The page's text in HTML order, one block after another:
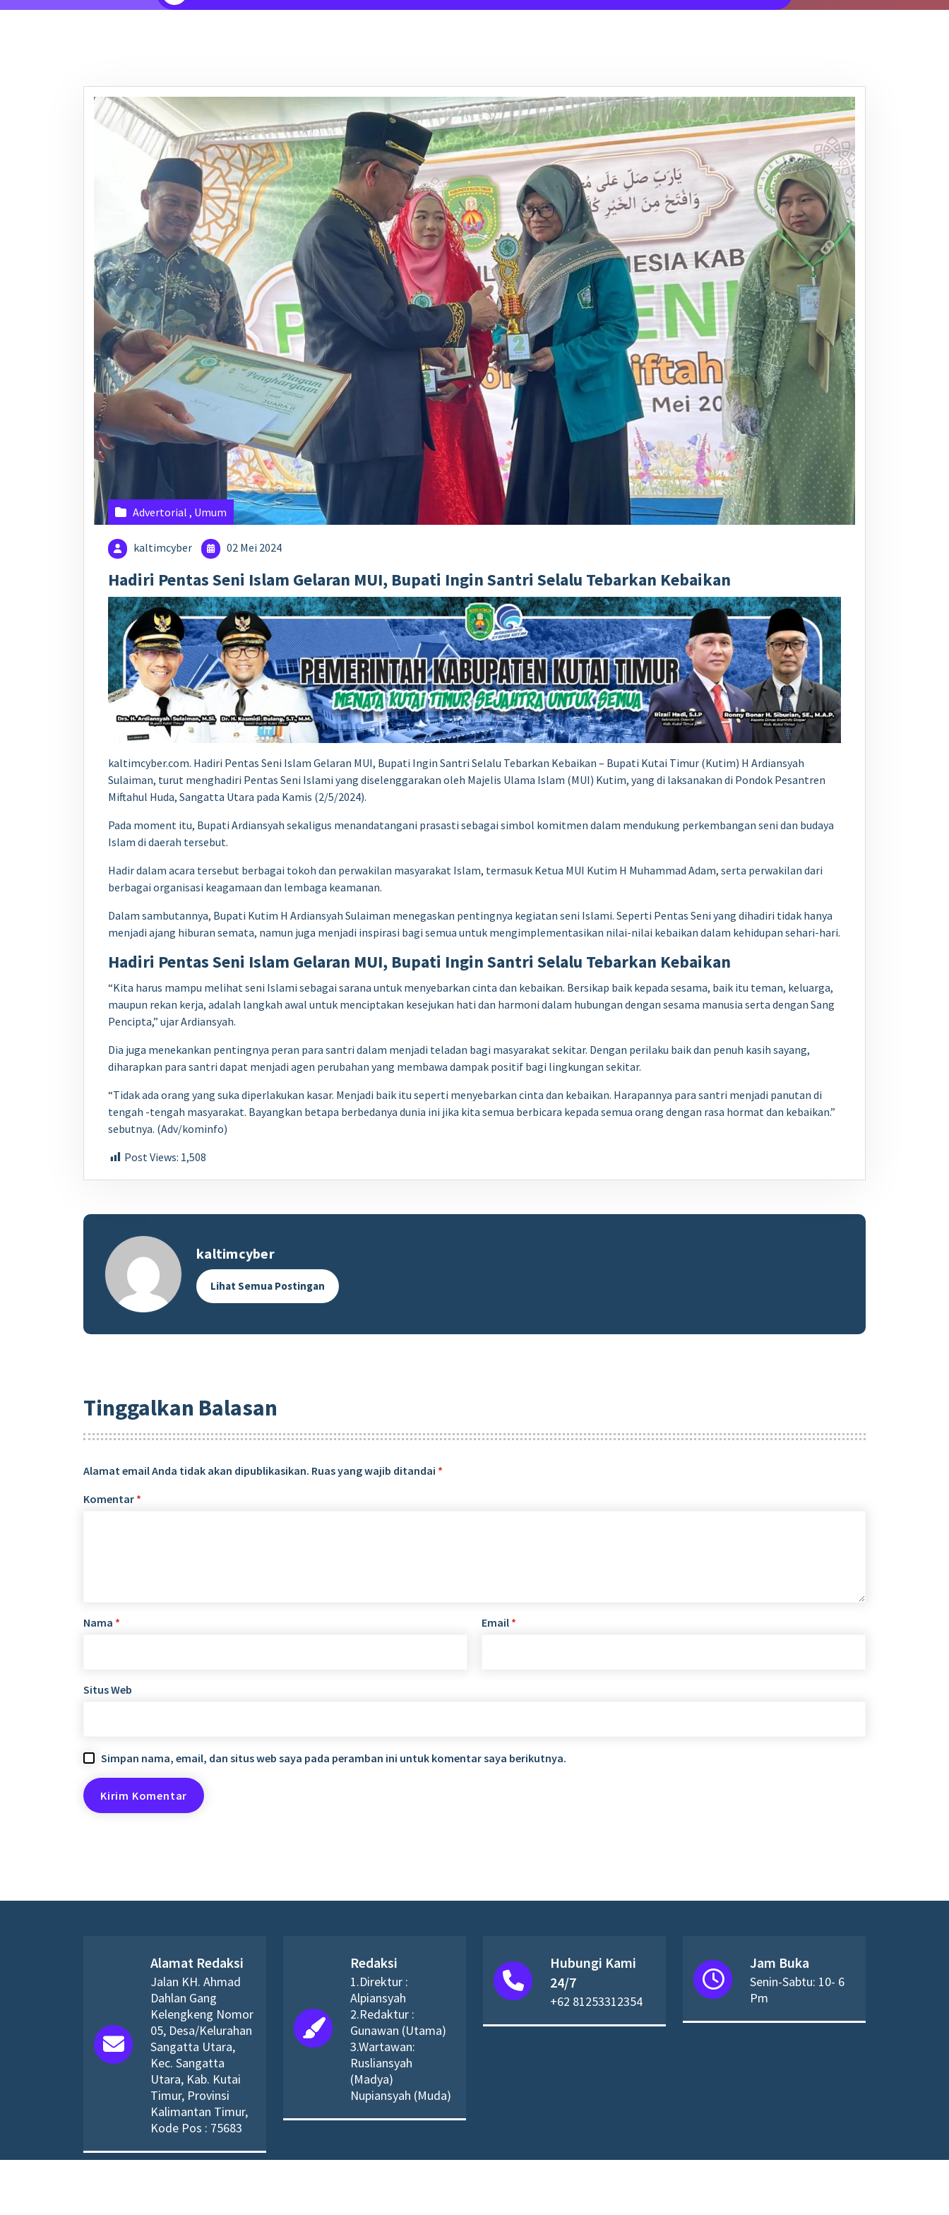
Advertorial , Umum
kaltimcyber 02 Mei 2024
Hadiri Pentas Seni Islam Gelaran MUI, Bupati Ingin Santri Selalu Tebarkan Kebaikan
kaltimcyber.com. Hadiri Pentas Seni Islam Gelaran MUI, Bupati Ingin Santri Selalu Tebarkan Kebaikan – Bupati Kutai Timur (Kutim) H Ardiansyah
Sulaiman, turut menghadiri Pentas Seni Islami yang diselenggarakan oleh Majelis Ulama Islam (MUI) Kutim, yang di laksanakan di Pondok Pesantren
Miftahul Huda, Sangatta Utara pada Kamis (2/5/2024).
Pada moment itu, Bupati Ardiansyah sekaligus menandatangani prasasti sebagai simbol komitmen dalam mendukung perkembangan seni dan budaya
Islam di daerah tersebut.
Hadir dalam acara tersebut berbagai tokoh dan perwakilan masyarakat Islam, termasuk Ketua MUI Kutim H Muhammad Adam, serta perwakilan dari
berbagai organisasi keagamaan dan lembaga keamanan.
Dalam sambutannya, Bupati Kutim H Ardiansyah Sulaiman menegaskan pentingnya kegiatan seni Islami. Seperti Pentas Seni yang dihadiri tidak hanya
menjadi ajang hiburan semata, namun juga menjadi inspirasi bagi semua untuk mengimplementasikan nilai-nilai kebaikan dalam kehidupan sehari-hari.
Hadiri Pentas Seni Islam Gelaran MUI, Bupati Ingin Santri Selalu Tebarkan Kebaikan
“Kita harus mampu melihat seni Islami sebagai sarana untuk menyebarkan cinta dan kebaikan. Bersikap baik kepada sesama, baik itu teman, keluarga,
maupun rekan kerja, adalah langkah awal untuk menciptakan kesejukan hati dan harmoni dalam hubungan dengan sesama manusia serta dengan Sang
Pencipta,” ujar Ardiansyah.
Dia juga menekankan pentingnya peran para santri dalam menjadi teladan bagi masyarakat sekitar. Dengan perilaku baik dan penuh kasih sayang,
diharapkan para santri dapat menjadi agen perubahan yang membawa dampak positif bagi lingkungan sekitar.
“Tidak ada orang yang suka diperlakukan kasar. Menjadi baik itu seperti menyebarkan cinta dan kebaikan. Harapannya para santri menjadi panutan di
tengah -tengah masyarakat. Bayangkan betapa berbedanya dunia ini jika kita semua berbicara kepada semua orang dengan rasa hormat dan kebaikan.”
sebutnya. (Adv/kominfo)
Post Views: 1,508
kaltimcyber
Lihat Semua Postingan
Tinggalkan Balasan
Alamat email Anda tidak akan dipublikasikan. Ruas yang wajib ditandai *
Komentar *
Nama * Email *
Situs Web
Simpan nama, email, dan situs web saya pada peramban ini untuk komentar saya berikutnya.
Alamat Redaksi
Jalan KH. Ahmad
Dahlan Gang
Kelengkeng Nomor
05, Desa/Kelurahan
Sangatta Utara,
Kec. Sangatta
Utara, Kab. Kutai
Timur, Provinsi
Kalimantan Timur,
Kode Pos : 75683
Redaksi
1.Direktur :
Alpiansyah
2.Redaktur :
Gunawan (Utama)
3.Wartawan:
Rusliansyah
(Madya)
Nupiansyah (Muda)
Hubungi Kami
24/7
+62 81253312354
Jam Buka
Senin-Sabtu: 10- 6
Pm